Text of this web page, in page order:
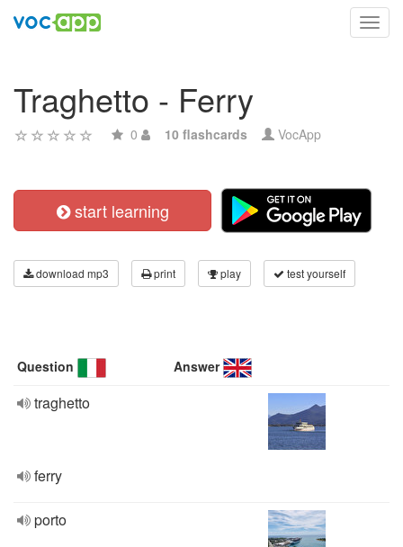
Traghetto - Ferry
0 10 flashcards VocApp
start learning
download mp3 print play test yourself
Question Answer
traghetto
ferry
porto